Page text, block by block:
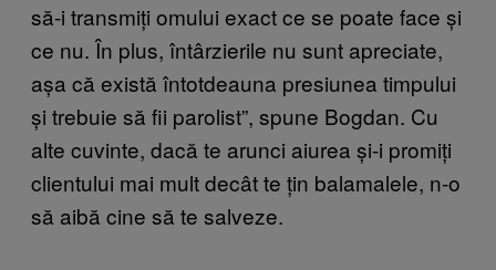
să-i transmiți omului exact ce se poate face și
ce nu. În plus, întârzierile nu sunt apreciate,
așa că există întotdeauna presiunea timpului
și trebuie să fii parolist”, spune Bogdan. Cu
alte cuvinte, dacă te arunci aiurea și-i promiți
clientului mai mult decât te țin balamalele, n-o
să aibă cine să te salveze.